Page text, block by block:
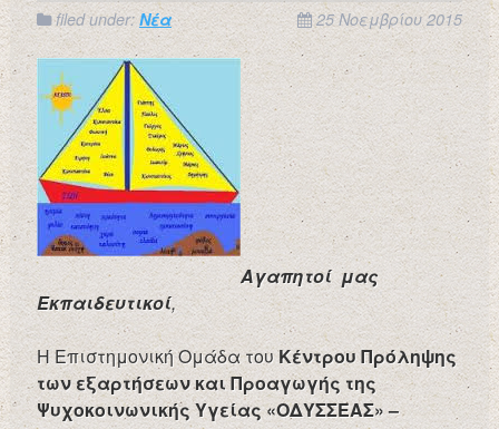
25 Νοεμβρίου 2015
filed under:Νέα
Αγαπητοί μας
Εκπαιδευτικοί,
Η Επιστημονική Ομάδα τουΚέντρου Πρόληψης
των εξαρτήσεων και Προαγωγής της
Ψυχοκοινωνικής Υγείας «ΟΔΥΣΣΕΑΣ» –